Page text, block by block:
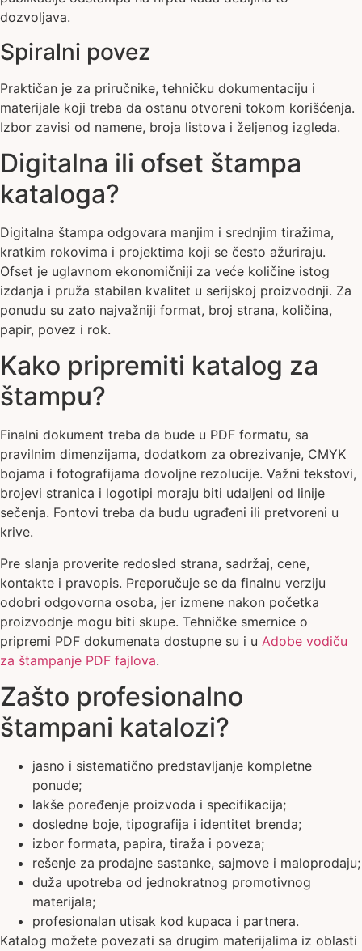
dozvoljava.
Spiralni povez
Praktičan je za priručnike, tehničku dokumentaciju i
materijale koji treba da ostanu otvoreni tokom korišćenja.
Izbor zavisi od namene, broja listova i željenog izgleda.
Digitalna ili ofset štampa
kataloga?
Digitalna štampa odgovara manjim i srednjim tiražima,
kratkim rokovima i projektima koji se često ažuriraju.
Ofset je uglavnom ekonomičniji za veće količine istog
izdanja i pruža stabilan kvalitet u serijskoj proizvodnji. Za
ponudu su zato najvažniji format, broj strana, količina,
papir, povez i rok.
Kako pripremiti katalog za
štampu?
Finalni dokument treba da bude u PDF formatu, sa
pravilnim dimenzijama, dodatkom za obrezivanje, CMYK
bojama i fotografijama dovoljne rezolucije. Važni tekstovi,
brojevi stranica i logotipi moraju biti udaljeni od linije
sečenja. Fontovi treba da budu ugrađeni ili pretvoreni u
krive.
Pre slanja proverite redosled strana, sadržaj, cene,
kontakte i pravopis. Preporučuje se da finalnu verziju
odobri odgovorna osoba, jer izmene nakon početka
proizvodnje mogu biti skupe. Tehničke smernice o
pripremi PDF dokumenata dostupne su i u Adobe vodiču
za štampanje PDF fajlova.
Zašto profesionalno
štampani katalozi?
jasno i sistematično predstavljanje kompletne
ponude;
lakše poređenje proizvoda i specifikacija;
dosledne boje, tipografija i identitet brenda;
izbor formata, papira, tiraža i poveza;
rešenje za prodajne sastanke, sajmove i maloprodaju;
duža upotreba od jednokratnog promotivnog
materijala;
profesionalan utisak kod kupaca i partnera.
Katalog možete povezati sa drugim materijalima iz oblasti